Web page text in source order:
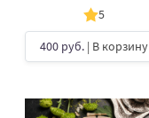
5
400 руб. | В корзину